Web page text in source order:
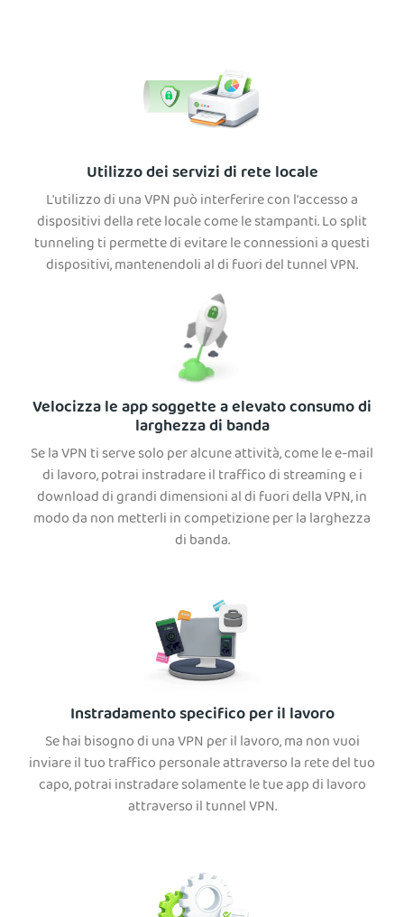
Utilizzo dei servizi di rete locale
L'utilizzo di una VPN può interferire con l'accesso a
dispositivi della rete locale come le stampanti. Lo split
tunneling ti permette di evitare le connessioni a questi
dispositivi, mantenendoli al di fuori del tunnel VPN.
Velocizza le app soggette a elevato consumo di
larghezza di banda
Se la VPN ti serve solo per alcune attività, come le e-mail
di lavoro, potrai instradare il traffico di streaming e i
download di grandi dimensioni al di fuori della VPN, in
modo da non metterli in competizione per la larghezza
di banda.
Instradamento specifico per il lavoro
Se hai bisogno di una VPN per il lavoro, ma non vuoi
inviare il tuo traffico personale attraverso la rete del tuo
capo, potrai instradare solamente le tue app di lavoro
attraverso il tunnel VPN.